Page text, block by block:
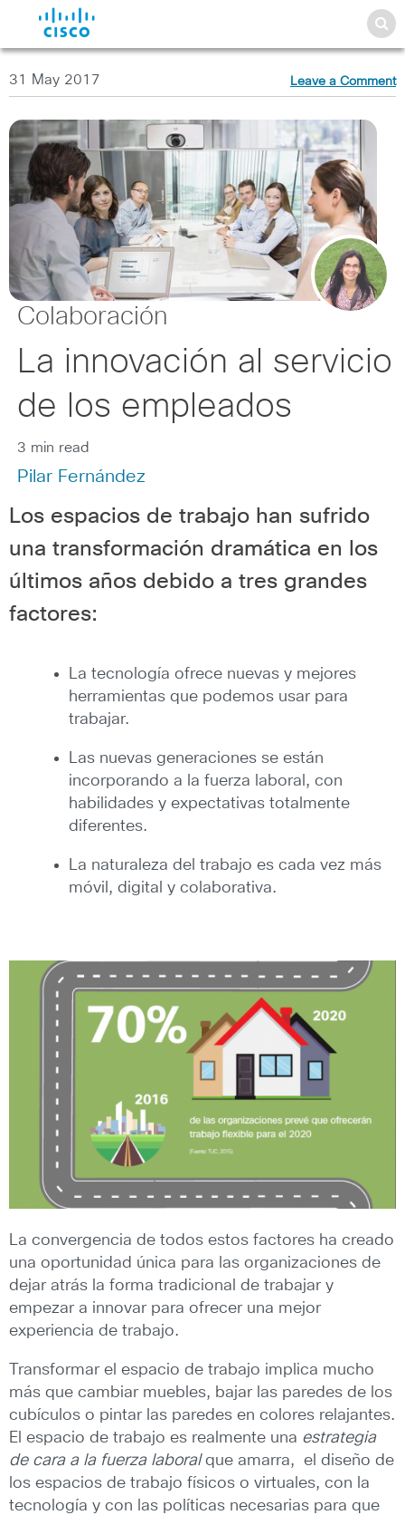
31 May 2017 Leave a Comment
Colaboración
La innovación al servicio
de los empleados
3 min read
Pilar Fernández
Los espacios de trabajo han sufrido
una transformación dramática en los
últimos años debido a tres grandes
factores:
La tecnología ofrece nuevas y mejores
herramientas que podemos usar para
trabajar.
Las nuevas generaciones se están
incorporando a la fuerza laboral, con
habilidades y expectativas totalmente
diferentes.
La naturaleza del trabajo es cada vez más
móvil, digital y colaborativa.
La convergencia de todos estos factores ha creado
una oportunidad única para las organizaciones de
dejar atrás la forma tradicional de trabajar y
empezar a innovar para ofrecer una mejor
experiencia de trabajo.
Transformar el espacio de trabajo implica mucho
más que cambiar muebles, bajar las paredes de los
cubículos o pintar las paredes en colores relajantes.
El espacio de trabajo es realmente una estrategia
de cara a la fuerza laboralque amarra, el diseño de
los espacios de trabajo físicos o virtuales, con la
tecnología y con las políticas necesarias para que